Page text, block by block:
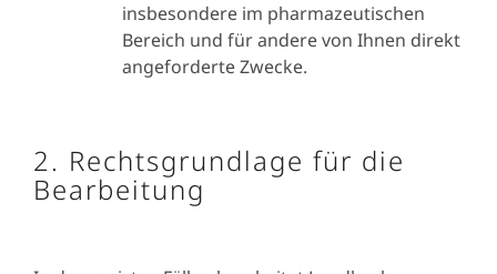
Alle Benutzer der
Website (über
Cookies)
personenbezogenen Daten
sind:
IP-Adresse, einschließlich
Computer
Typ des Browsers
Eine
insbesondere im pharmazeutischen
Bereich und für andere von Ihnen direkt
angeforderte Zwecke.
2. Rechtsgrundlage für die
Bearbeitung